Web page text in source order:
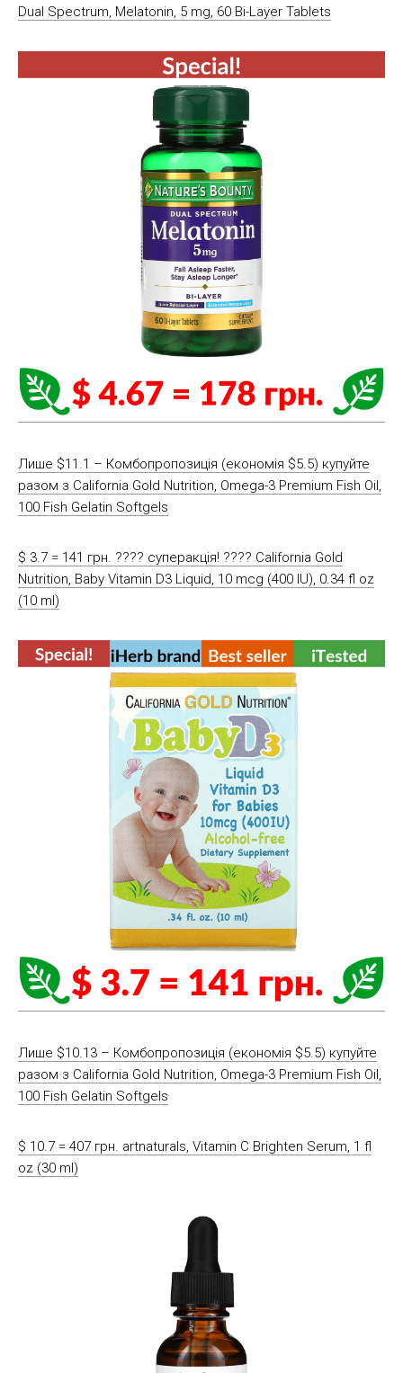
Dual Spectrum, Melatonin, 5 mg, 60 Bi-Layer Tablets
Лише $11.1 – Комбопропозиція (економія $5.5) купуйте
разом з California Gold Nutrition, Omega-3 Premium Fish Oil,
100 Fish Gelatin Softgels
$ 3.7 = 141 грн. ???? cуперакція! ???? California Gold
Nutrition, Baby Vitamin D3 Liquid, 10 mcg (400 IU), 0.34 fl oz
(10 ml)
Лише $10.13 – Комбопропозиція (економія $5.5) купуйте
разом з California Gold Nutrition, Omega-3 Premium Fish Oil,
100 Fish Gelatin Softgels
$ 10.7 = 407 грн. artnaturals, Vitamin C Brighten Serum, 1 fl
oz (30 ml)